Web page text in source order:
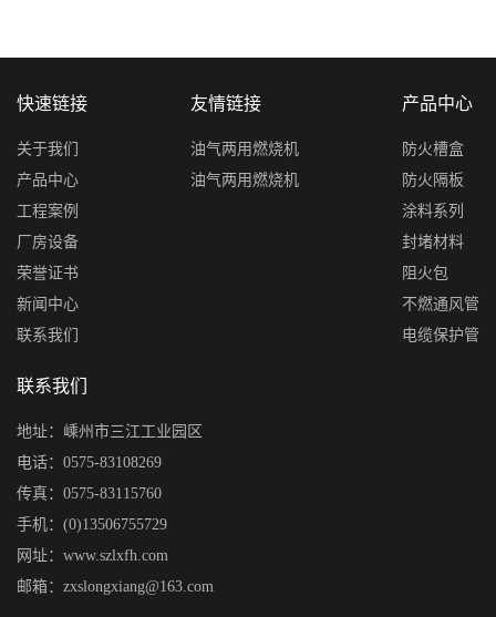
快速链接
关于我们
产品中心
工程案例
厂房设备
荣誉证书
新闻中心
联系我们
友情链接
油气两用燃烧机
油气两用燃烧机
产品中心
防火槽盒
防火隔板
涂料系列
封堵材料
阻火包
不燃通风管
电缆保护管
联系我们
地址：嵊州市三江工业园区
电话：0575-83108269
传真：0575-83115760
手机：(0)13506755729
网址：www.szlxfh.com
邮箱：zxslongxiang@163.com